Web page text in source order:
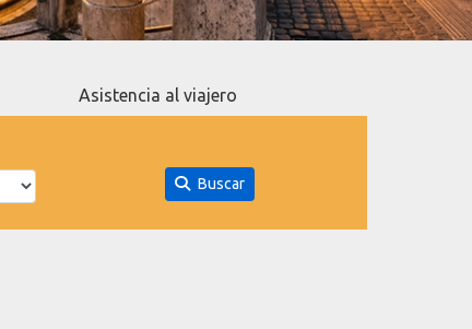
Asistencia al viajero
Buscar